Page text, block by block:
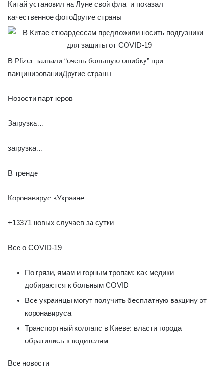
Китай установил на Луне свой флаг и показал
качественное фотоДругие страны
В Pfizer назвали “очень большую ошибку” при
вакцинированииДругие страны
Новости партнеров
Загрузка…
загрузка…
В тренде
Коронавирус вУкраине
+13371 новых случаев за сутки
Все о COVID-19
По грязи, ямам и горным тропам: как медики
добираются к больным COVID
Все украинцы могут получить бесплатную вакцину от
коронавируса
Транспортный коллапс в Киеве: власти города
обратились к водителям
Все новости